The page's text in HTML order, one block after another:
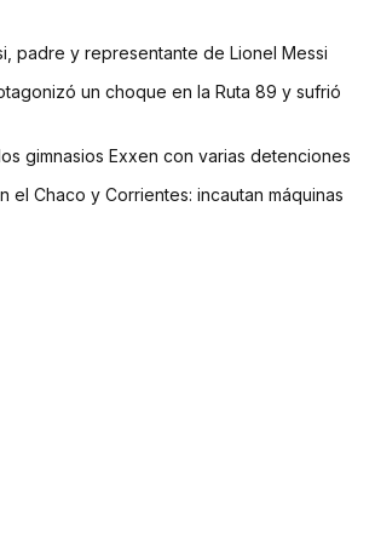
padre y representante de Lionel Messi
un choque en la Ruta 89 y sufrió
gimnasios Exxen con varias detenciones
el Chaco y Corrientes: incautan máquinas